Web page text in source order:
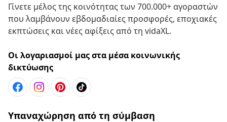
Γίνετε μέλος της κοινότητας των 700.000+ αγοραστών
που λαμβάνουν εβδομαδιαίες προσφορές, εποχιακές
εκπτώσεις και νέες αφίξεις από τη vidaXL.
Οι λογαριασμοί μας στα μέσα κοινωνικής
δικτύωσης
Υπαναχώρηση από τη σύμβαση